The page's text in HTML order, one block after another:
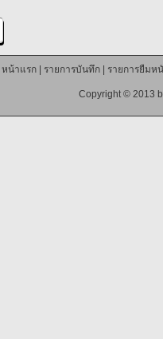
หน้าแรก| รายการบันทึก| รายการยืมห
Copyright © 2013